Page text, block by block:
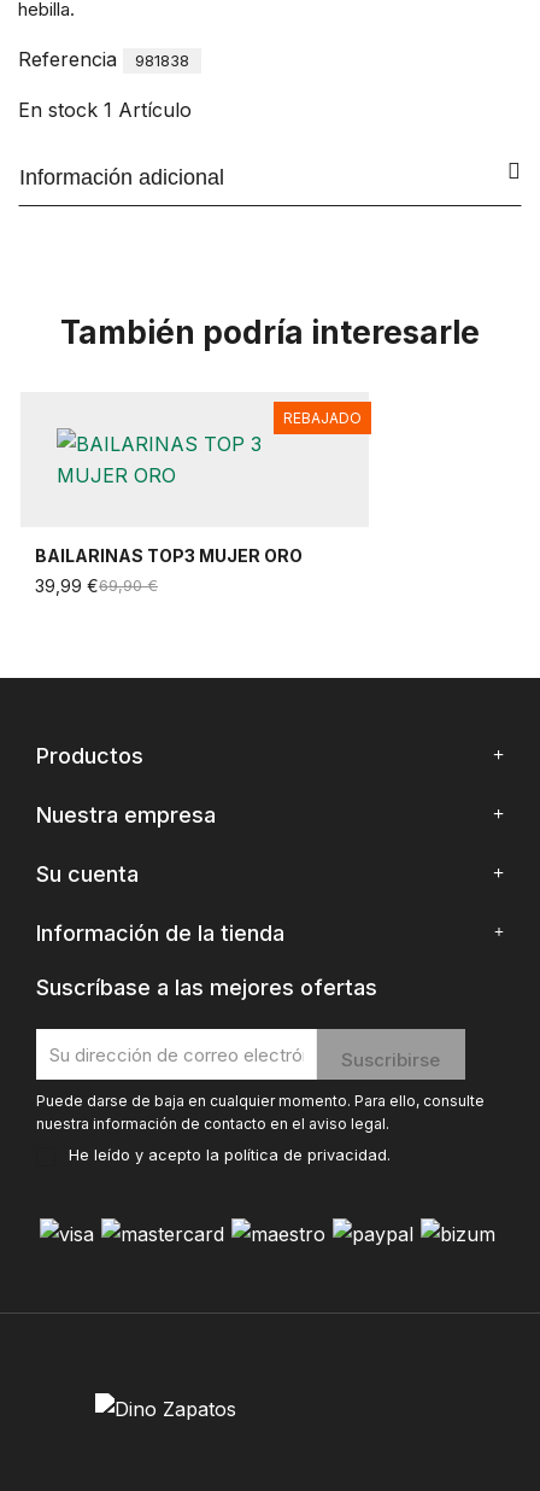
hebilla.
Referencia 981838
En stock 1 Artículo
Información adicional
También podría interesarle
BAILARINAS TOP3 MUJER ORO
39,99 €69,90 €
REBAJADO
Productos
Nuestra empresa
Su cuenta
Información de la tienda
Suscríbase a las mejores ofertas
Puede darse de baja en cualquier momento. Para ello, consulte
nuestra información de contacto en el aviso legal.
He leído y acepto la política de privacidad.